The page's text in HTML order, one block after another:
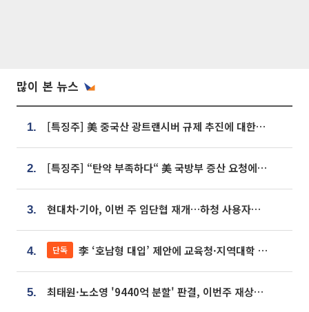
많이 본 뉴스
1. [특징주] 美 중국산 광트랜시버 규제 추진에 대한광통신 등 광통신株 강세
2. [특징주] “탄약 부족하다“ 美 국방부 증산 요청에⋯국내 방산주 급등세
3. 현대차·기아, 이번 주 임단협 재개…하청 사용자성 재심도 ‘변수’
4. 단독 李 ‘호남형 대입’ 제안에 교육청·지역대학 서·논술형 입시 연계 '착수'
5. 최태원·노소영 '9440억 분할' 판결, 이번주 재상고 여부 주목